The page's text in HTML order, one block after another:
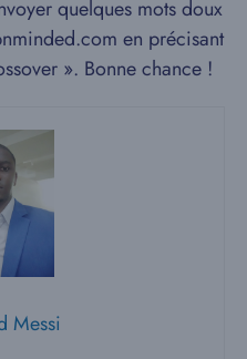
quelques mots doux
en précisant
». Bonne chance !
Messi